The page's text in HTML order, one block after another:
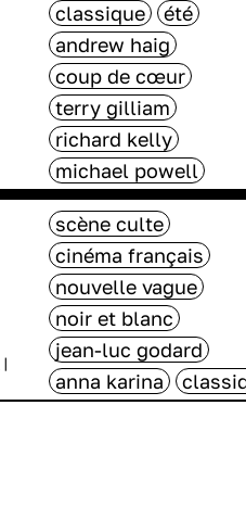
classique
été
andrew haig
coup de cœur
terry gilliam
richard kelly
michael powell
|
scène culte
cinéma français
nouvelle vague
noir et blanc
jean-luc godard
anna karina